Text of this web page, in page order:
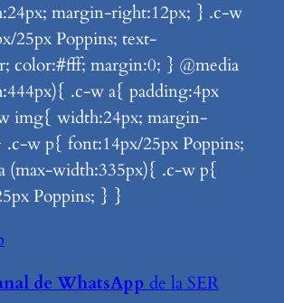
margin-right:12px; } .c-w
25px Poppins; text-
color:#fff; margin:0; } @media
.c-w a{ padding:4px
img{ width:24px; margin-
w p{ font:14px/25px Poppins;
(max-width:335px){ .c-w p{
Poppins; } }
de WhatsAppde la SER